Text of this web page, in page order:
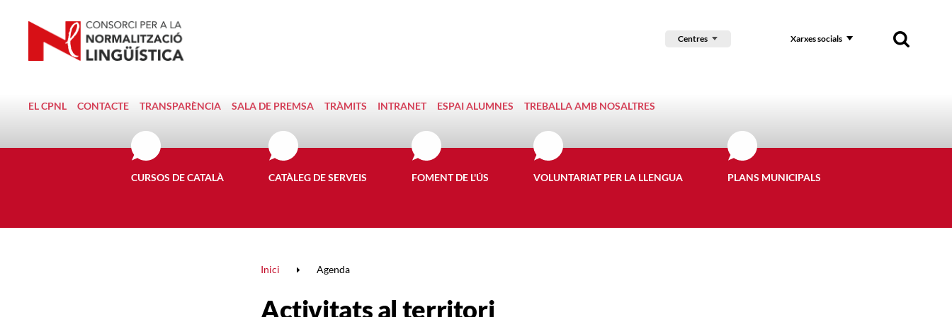
Centres Xarxes socials
EL CPNL CONTACTE TRANSPARÈNCIA SALA DE PREMSA TRÀMITS INTRANET ESPAI ALUMNES TREBALLA AMB NOSALTRES
CURSOS DE CATALÀ CATÀLEG DE SERVEIS FOMENT DE L'ÚS VOLUNTARIAT PER LA LLENGUA PLANS MUNICIPALS
Inici Agenda
Activitats al territori